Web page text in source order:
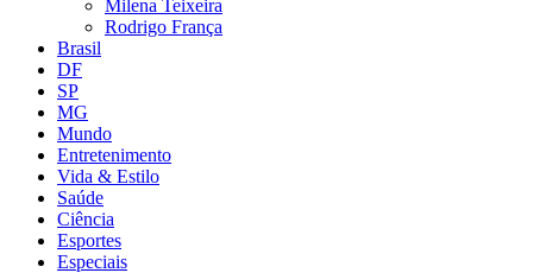
Milena Teixeira
Rodrigo França
Brasil
DF
SP
MG
Mundo
Entretenimento
Vida & Estilo
Saúde
Ciência
Esportes
Especiais